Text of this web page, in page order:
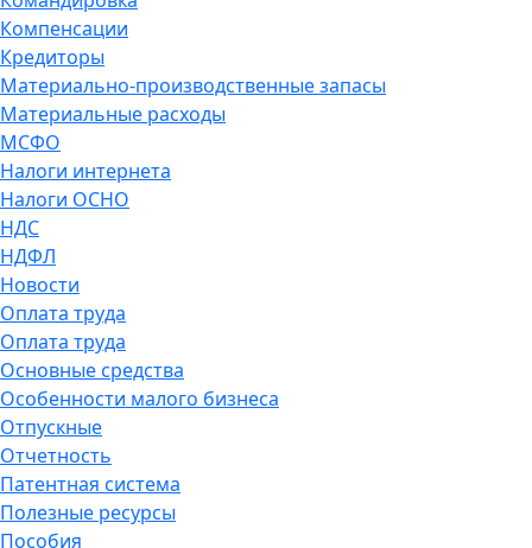
Компенсации
Кредиторы
Материально-производственные запасы
Материальные расходы
МСФО
Налоги интернета
Налоги ОСНО
НДС
НДФЛ
Новости
Оплата труда
Оплата труда
Основные средства
Особенности малого бизнеса
Отпускные
Отчетность
Патентная система
Полезные ресурсы
Пособия